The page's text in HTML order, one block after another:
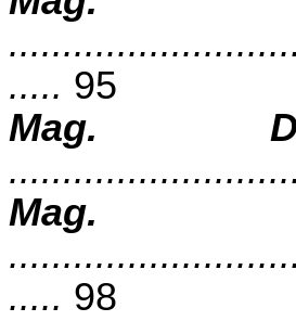
..... 95
Mag.
..... 98